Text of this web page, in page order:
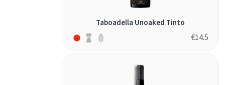
Taboadella Unoaked Tinto
€14.5